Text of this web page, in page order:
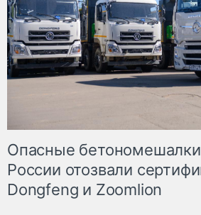
Опасные бетономешалки
России отозвали
Dongfeng и Zoomlion